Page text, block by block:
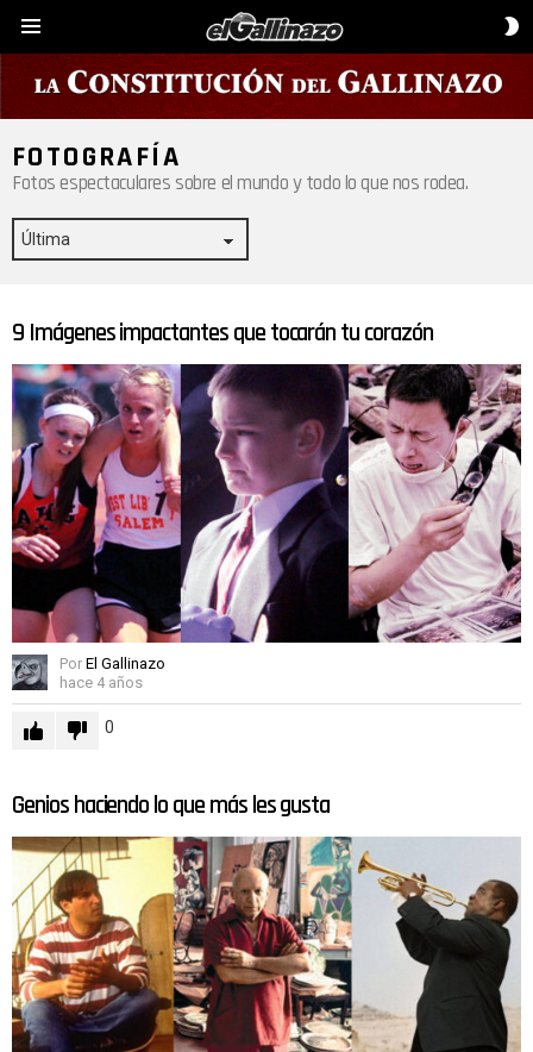
FOTOGRAFÍA
Fotos espectaculares sobre el mundo y todo lo que nos rodea.
ÚLTIMAS
HISTORIAS
9 Imágenes impactantes que tocarán tu corazón
Por El Gallinazo
hace 4 años
0
Genios haciendo lo que más les gusta